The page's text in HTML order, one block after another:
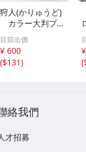
狩人(かりゅうど)
カラー大判プロ
マイド(18×13cm)
1枚●bn.48
目前出價
¥ 600
($131)
(
絡我們
才招募